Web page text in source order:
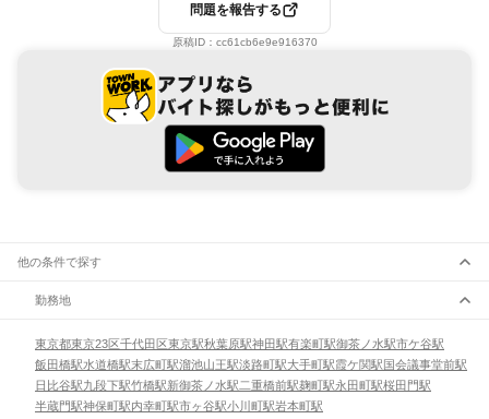
問題を報告する
原稿ID： cc61cb6e9e916370
他の条件で探す
勤務地
東京都東京23区千代田区東京駅秋葉原駅神田駅有楽町駅御茶ノ水駅市ケ谷駅
飯田橋駅水道橋駅末広町駅溜池山王駅淡路町駅大手町駅霞ケ関駅 国会議事堂前駅
日比谷駅九段下駅竹橋駅新御茶ノ水駅二重橋前駅麹町駅永田町駅桜田門駅
半蔵門駅神保町駅内幸町駅市ヶ谷駅小川町駅岩本町駅